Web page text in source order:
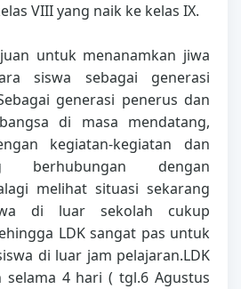
VIII yang naik ke kelas IX.
untuk menanamkan jiwa
siswa sebagai generasi
generasi penerus dan
di masa mendatang,
kegiatan-kegiatan dan
berhubungan dengan
melihat situasi sekarang
di luar sekolah cukup
LDK sangat pas untuk
di luar jam pelajaran.LDK
selama 4 hari ( tgl.6 Agustus